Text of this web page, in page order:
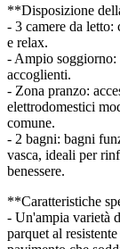
**Disposizione
- 3 camere da letto:
e relax.
- Ampio soggiorno:
accoglienti.
- Zona pranzo:
elettrodomestici
comune.
- 2 bagni: bagni
vasca, ideali per
benessere.
**Caratteristiche
- Un'ampia varietà
parquet al